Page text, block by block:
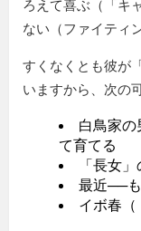
ろえて喜ぶ（「キ
ない（ファイティ
すくなくとも彼が
いますから、次の
白鳥家の
て育てる
「長女
最近──も
イボ春（